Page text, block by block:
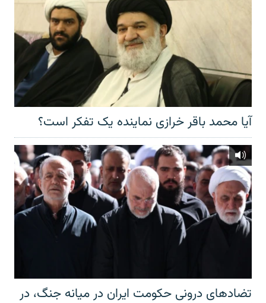
آیا محمد باقر خرازی نماینده یک تفکر است؟
تضادهای درونی حکومت ایران در میانه جنگ، در